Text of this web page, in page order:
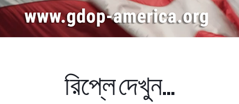
রিপ্লে দেখুন...